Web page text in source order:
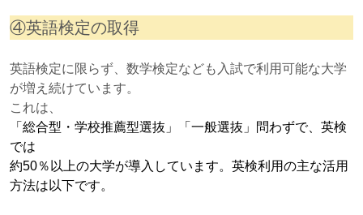
④英語検定の取得
英語検定に限らず、数学検定なども入試で利用可能な大学
が増え続けています。
これは、
「総合型・学校推薦型選抜」「一般選抜」問わずで、英検
では
約50％以上の大学が導入しています。英検利用の主な活用
方法は以下です。